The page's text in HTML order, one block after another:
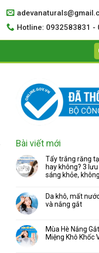
Hotline: 0932583831 -
Bài viết mới
Tẩy trắng răng
hay không? 3
sáng khỏe,
Da khô, mất
và nắng gắt
Mùa Hè Nắng
Miệng Khô Khốc